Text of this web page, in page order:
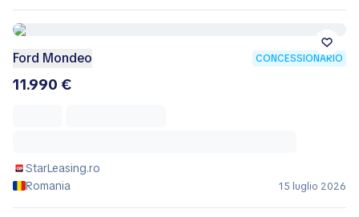
Ford Mondeo CONCESSIONARIO
11.990 €
StarLeasing.ro
Romania
15 luglio 2026